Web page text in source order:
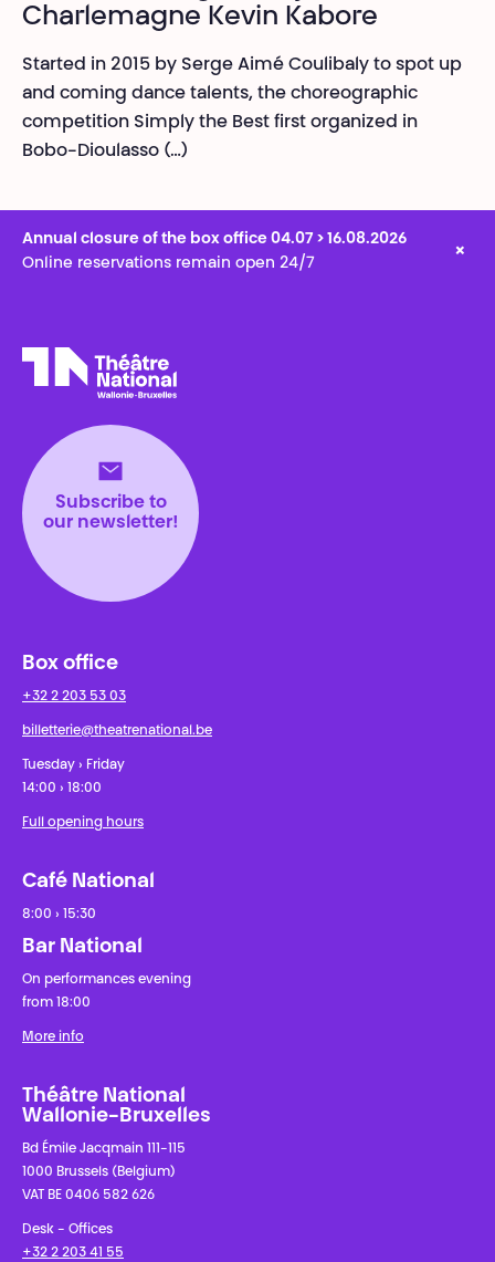
Charlemagne Kevin Kabore
Started in 2015 by Serge Aimé Coulibaly to spot up
and coming dance talents, the choreographic
competition Simply the Best first organized in
Bobo-Dioulasso (…)
Annual closure of the box office 04.07 > 16.08.2026
Online reservations remain open 24/7
×
Subscribe to
our newsletter!
Box office
+32 2 203 53 03
billetterie@theatrenational.be
Tuesday › Friday
14:00 › 18:00
Full opening hours
Café National
8:00 › 15:30
Bar National
On performances evening
from 18:00
More info
Théâtre National
Wallonie-Bruxelles
Bd Émile Jacqmain 111-115
1000 Brussels (Belgium)
VAT BE 0406 582 626
Desk - Offices
+32 2 203 41 55